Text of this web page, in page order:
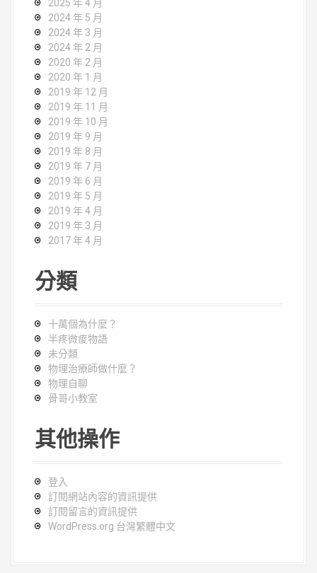
2025 年 4 月
2024 年 5 月
2024 年 3 月
2024 年 2 月
2020 年 2 月
2020 年 1 月
2019 年 12 月
2019 年 11 月
2019 年 10 月
2019 年 9 月
2019 年 8 月
2019 年 7 月
2019 年 6 月
2019 年 5 月
2019 年 4 月
2019 年 3 月
2017 年 4 月
分類
十萬個為什麼？
半疼微痠物語
未分類
物理治療師做什麼？
物理自聊
骨哥小教室
其他操作
登入
訂閱網站內容的資訊提供
訂閱留言的資訊提供
WordPress.org 台灣繁體中文